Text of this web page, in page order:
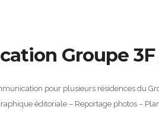
Groupe
pour plusieurs résidences du
éditoriale – Reportage photos –